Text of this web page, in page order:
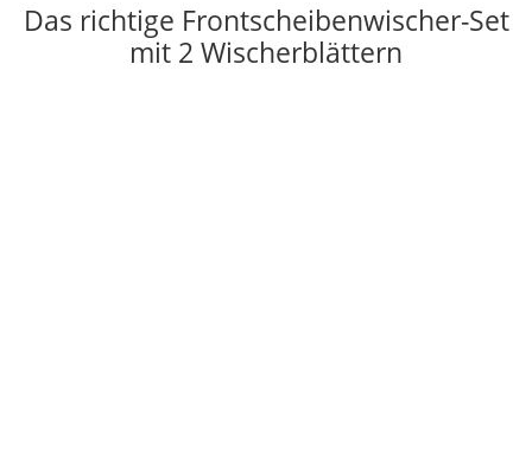
Das richtige Frontscheibenwischer-Set
mit 2 Wischerblättern